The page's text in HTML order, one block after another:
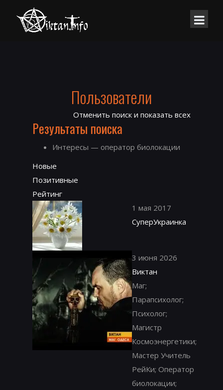
Пользователи
Отменить поиск и показать всех
Результаты поиска
Интересы — оператор биолокации
Новые
Позитивные
Рейтинг
1 мая 2017
СуперУкраинка
3 июня 2026
Виктан
Маг;
Парапсихолог;
Психолог;
Магистр
Космоэнергетики;
Мастер Учитель
РейКи; Оператор
биолокации;